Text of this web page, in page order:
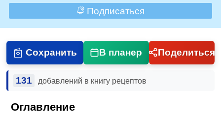
Подписаться
Сохранить В планер Поделиться
131 добавлений в книгу рецептов
Оглавление